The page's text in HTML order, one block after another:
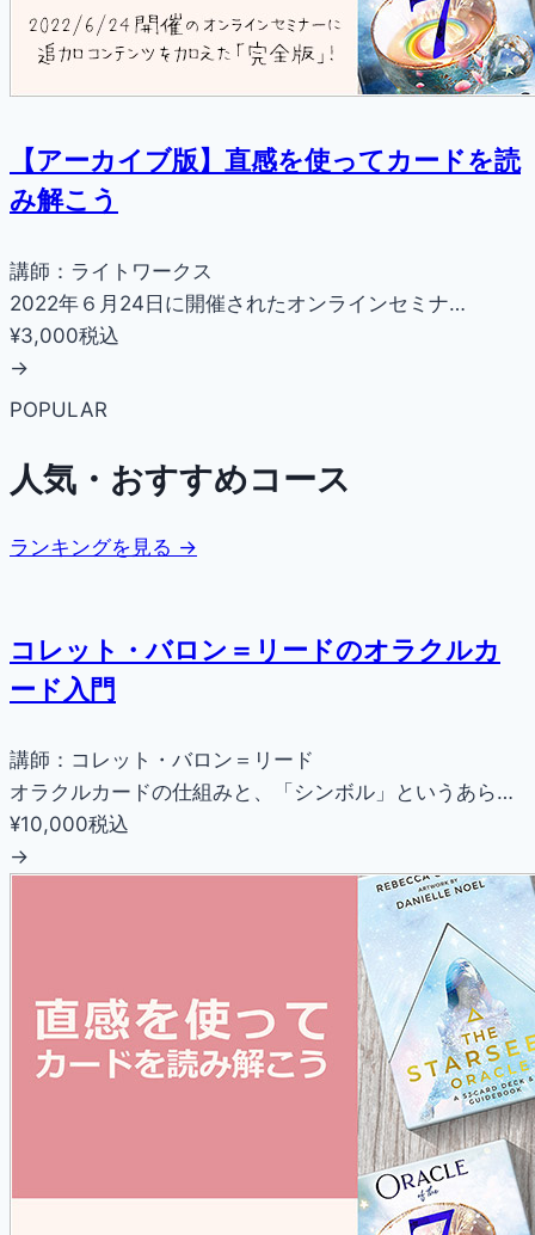
【アーカイブ版】直感を使ってカードを読
み解こう
講師：ライトワークス
2022年６月24日に開催されたオンラインセミナ…
¥3,000税込
→
POPULAR
人気・おすすめコース
ランキングを見る →
コレット・バロン＝リードのオラクルカ
ード入門
講師：コレット・バロン＝リード
オラクルカードの仕組みと、「シンボル」というあら…
¥10,000税込
→